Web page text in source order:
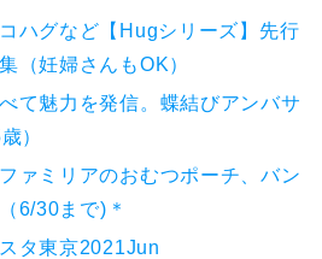
ハグなど【Hugシリーズ】先行
（妊婦さんもOK）
て魅力を発信。蝶結びアンバサ
）
ァミリアのおむつポーチ、バン
6/30まで)＊
タ東京2021Jun